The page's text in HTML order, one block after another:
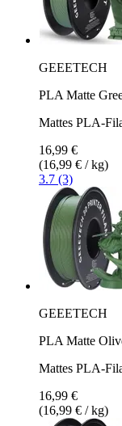
GEEETECH
PLA Matte
Mattes PLA-
16,99 €
(16,99 € / kg)
3.7 (3)
GEEETECH
PLA Matte
Mattes PLA-
16,99 €
(16,99 € / kg)